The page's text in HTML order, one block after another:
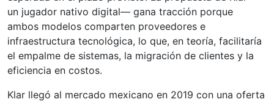
un jugador nativo digital— gana tracción porque
ambos modelos comparten proveedores e
infraestructura tecnológica, lo que, en teoría, facilitaría
el empalme de sistemas, la migración de clientes y la
eficiencia en costos.
Klar llegó al mercado mexicano en 2019 con una oferta